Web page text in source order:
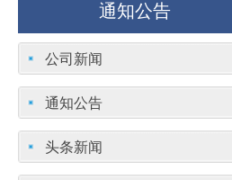
通知公告
公司新闻
通知公告
头条新闻